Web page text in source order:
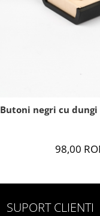
Butoni negri cu
98,00
SUPORT CLIENTI